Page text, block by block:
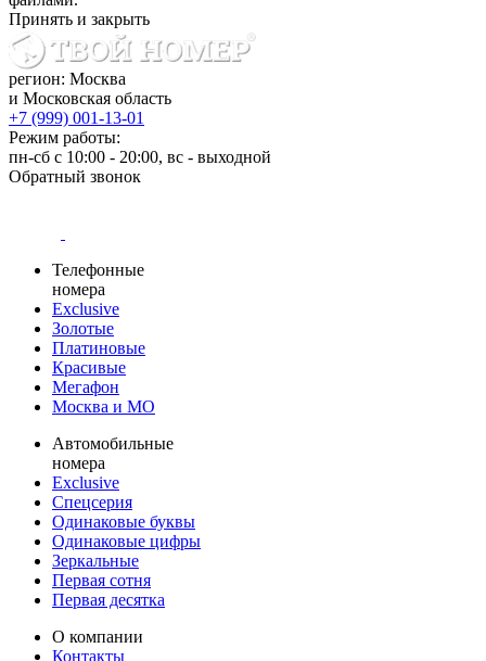
Принять и закрыть
регион: Москва
и Московская область
+7 (999) 001-13-01
Режим работы:
пн-сб с 10:00 - 20:00, вс - выходной
Обратный звонок
Телефонные
номера
Exclusive
Золотые
Платиновые
Красивые
Мегафон
Москва и МО
Автомобильные
номера
Exclusive
Спецсерия
Одинаковые буквы
Одинаковые цифры
Зеркальные
Первая сотня
Первая десятка
О компании
Контакты